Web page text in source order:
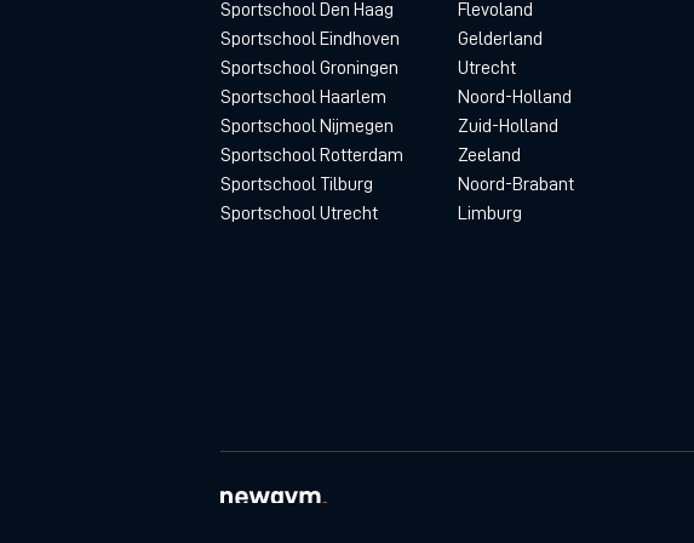
Sportschool Den Haag
Sportschool Eindhoven
Sportschool Groningen
Sportschool Haarlem
Sportschool Nijmegen
Sportschool Rotterdam
Sportschool Tilburg
Sportschool Utrecht
Flevoland
Gelderland
Utrecht
Noord-Holland
Zuid-Holland
Zeeland
Noord-Brabant
Limburg